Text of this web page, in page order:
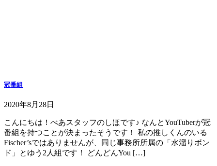
冠番組
2020年8月28日
こんにちは！べあスタッフのしほです♪ なんとYouTuberが冠
番組を持つことが決まったそうです！ 私の推しくんのいる
Fischer’sではありませんが、同じ事務所所属の「水溜りボン
ド」とゆう2人組です！ どんどんYou […]